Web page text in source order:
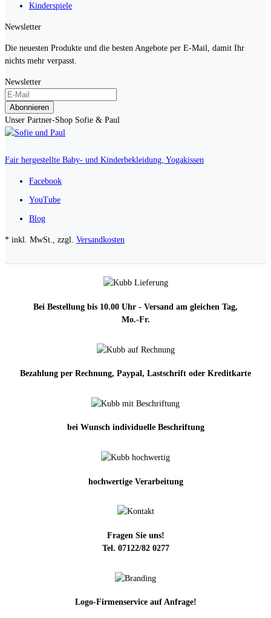
Kinderspiele
Newsletter
Die neuesten Produkte und die besten Angebote per E-Mail, damit Ihr
nichts mehr verpasst.
Newsletter
Abonnieren
Unser Partner-Shop Sofie & Paul
Fair hergestellte Baby- und Kinderbekleidung, Yogakissen
Facebook
YouTube
Blog
* inkl. MwSt., zzgl. Versandkosten
Bei Bestellung bis 10.00 Uhr - Versand am gleichen Tag,
Mo.-Fr.
Bezahlung per Rechnung, Paypal, Lastschrift oder Kreditkarte
bei Wunsch individuelle Beschriftung
hochwertige Verarbeitung
Fragen Sie uns!
Tel. 07122/82 0277
Logo-Firmenservice auf Anfrage!